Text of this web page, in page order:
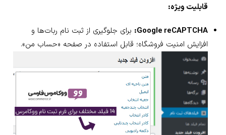
قابلیت ویژه:
Google reCAPTCHA: برای جلوگیری از ثبت نام ربات‌ها و
افزایش امنیت فروشگاه؛ قابل استفاده در صفحه «حساب من».